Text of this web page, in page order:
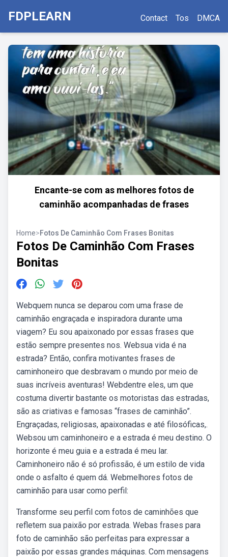
FDPLEARN Contact Tos DMCA
Encante-se com as melhores fotos de
caminhão acompanhadas de frases
Home>Fotos De Caminhão Com Frases Bonitas
Fotos De Caminhão Com Frases
Bonitas
Webquem nunca se deparou com uma frase de
caminhão engraçada e inspiradora durante uma
viagem? Eu sou apaixonado por essas frases que
estão sempre presentes nos. Websua vida é na
estrada? Então, confira motivantes frases de
caminhoneiro que desbravam o mundo por meio de
suas incríveis aventuras! Webdentre eles, um que
costuma divertir bastante os motoristas das estradas,
são as criativas e famosas “frases de caminhão”.
Engraçadas, religiosas, apaixonadas e até filosóficas,.
Websou um caminhoneiro e a estrada é meu destino. O
horizonte é meu guia e a estrada é meu lar.
Caminhoneiro não é só profissão, é um estilo de vida
onde o asfalto é quem dá. Webmelhores fotos de
caminhão para usar como perfil:
Transforme seu perfil com fotos de caminhões que
refletem sua paixão por estrada. Webas frases para
foto de caminhão são perfeitas para expressar a
paixão por essas grandes máquinas. Com mensagens